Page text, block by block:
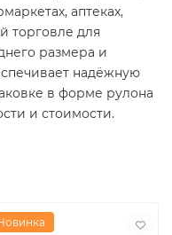
аптеках,
торговле для
размера и
надёжную
в форме рулона
и стоимости.